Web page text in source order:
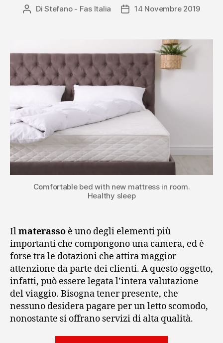
Autore
DiStefano - Fas Italia
Data14 Novembre 2019
Comfortable bed with new mattress in room.
Healthy sleep
Ilmaterasso è uno degli elementi più
importanti che compongono una camera, ed è
forse tra le dotazioni che attira maggior
attenzione da parte dei clienti. A questo oggetto,
infatti, può essere legata l’intera valutazione
del viaggio. Bisogna tener presente, che
nessuno desidera pagare per un letto scomodo,
nonostante si offrano servizi di alta qualità.